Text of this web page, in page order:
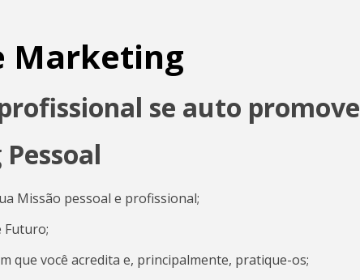
Marketing
se auto promove
Missão pessoal e profissional;
Futuro;
que você acredita e, principalmente, pratique-os;